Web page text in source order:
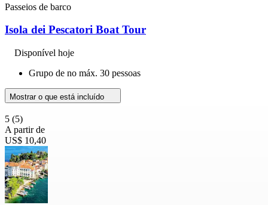
Passeios de barco
Isola dei Pescatori Boat Tour
Disponível hoje
Grupo de no máx. 30 pessoas
Mostrar o que está incluído
5 (5)
A partir de
US$ 10,40